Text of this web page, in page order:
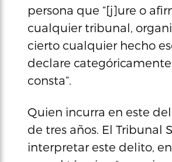
persona que “[j]ure o
cualquier tribunal,
cierto cualquier hecho
declare
consta”.
Quien incurra en este
de tres años. El
interpretar este delito,